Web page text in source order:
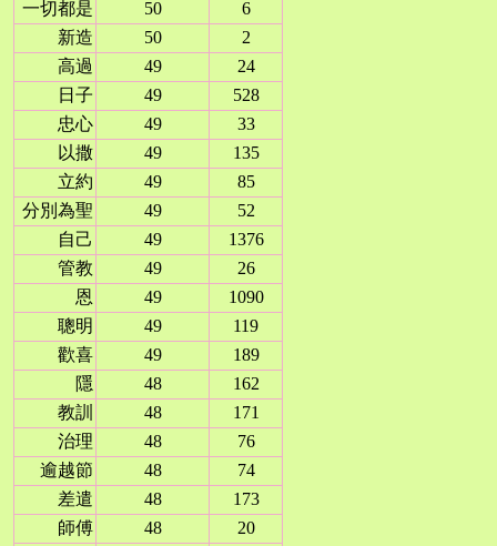
一切都是
50
6
新造
50
2
高過
49
24
日子
49
528
忠心
49
33
以撒
49
135
立約
49
85
分別為聖
49
52
自己
49
1376
管教
49
26
恩
49
1090
聰明
49
119
歡喜
49
189
隱
48
162
教訓
48
171
治理
48
76
逾越節
48
74
差遣
48
173
師傅
48
20